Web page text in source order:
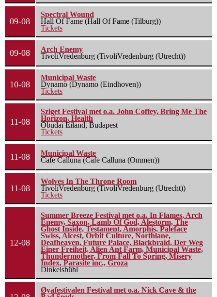
09-08
Spectral Wound
Hall Of Fame (Hall Of Fame (Tilburg))
Tickets
09-08
Arch Enemy
TivoliVredenburg (TivoliVredenburg (Utrecht))
10-08
Municipal Waste
Dynamo (Dynamo (Eindhoven))
Tickets
11-08
Sziget Festival met o.a. John Coffey, Bring Me The
Horizon, Health
Óbudai Eiland, Budapest
Tickets
11-08
Municipal Waste
Cafe Calluna (Cafe Calluna (Ommen))
11-08
Wolves In The Throne Room
TivoliVredenburg (TivoliVredenburg (Utrecht))
Tickets
12-08
Summer Breeze Festival met o.a. In Flames, Arch
Enemy, Saxon, Lamb Of God, Alestorm, The
Ghost Inside, Testament, Amorphis, Paleface
Swiss, Alcest, Orbit Culture, Northlane,
Deafheaven, Future Palace, Blackbraid, Der Weg
Einer Freiheit, Alien Ant Farm, Municipal Waste,
Thundermother, From Fall To Spring, Misery
Index, Parasite inc., Groza
Dinkelsbühl
Øyafestivalen Festival met o.a. Nick Cave & the